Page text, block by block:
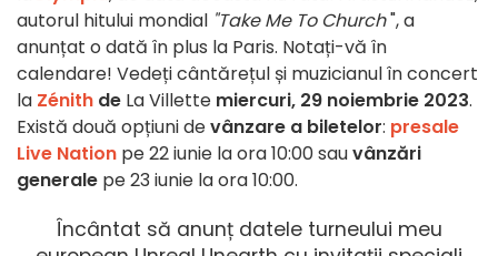
autorul hitului mondial "Take Me To Church", a
anunțat o dată în plus la Paris. Notați-vă în
calendare! Vedeți cântărețul și muzicianul în concert
la Zénith de La Villette miercuri, 29 noiembrie 2023.
Există două opțiuni devânzare a biletelor: presale
Live Nation pe 22 iunie la ora 10:00 sauvânzări
generale pe 23 iunie la ora 10:00.
Încântat să anunț datele turneului meu